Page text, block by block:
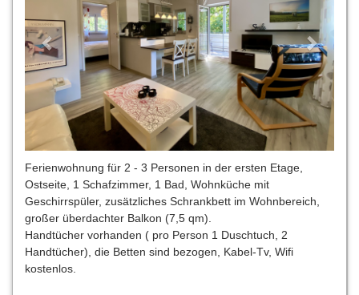
Ferienwohnung für 2 - 3 Personen in der ersten Etage,
Ostseite, 1 Schafzimmer, 1 Bad, Wohnküche mit
Geschirrspüler, zusätzliches Schrankbett im Wohnbereich,
großer überdachter Balkon (7,5 qm).
Handtücher vorhanden ( pro Person 1 Duschtuch, 2
Handtücher), die Betten sind bezogen, Kabel-Tv, Wifi
kostenlos.